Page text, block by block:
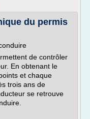
du permis
de contrôler
En obtenant le
et chaque
trois ans de
se retrouve